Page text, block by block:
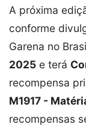
A próxima
conforme
Garena no
2025 e terá
recompensa
M1917 -
recompensas